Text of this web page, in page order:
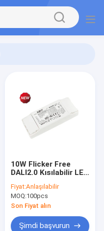
10W Flicker Free
DALI2.0 Kısılabilir LED
Fiyat:Anlaşılabilir
MOQ:100pcs
Son Fiyat alın
Şimdi başvurun